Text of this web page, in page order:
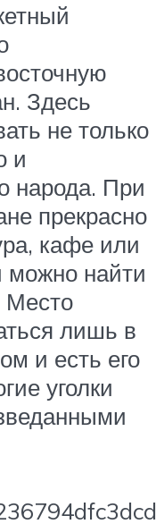
Здесь
не только
и
народа. При
прекрасно
кафе или
можно найти
Место
лишь в
и есть его
уголки